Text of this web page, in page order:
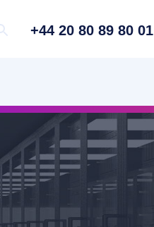
+44 20 80 89 80 01